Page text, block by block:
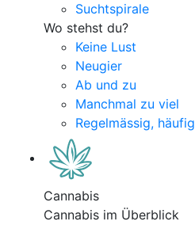
Suchtspirale
Wo stehst du?
Keine Lust
Neugier
Ab und zu
Manchmal zu viel
Regelmässig, häufig
Cannabis
Cannabis im Überblick